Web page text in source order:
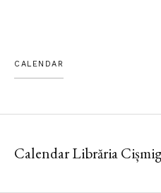
CALENDAR
Calendar Librăria